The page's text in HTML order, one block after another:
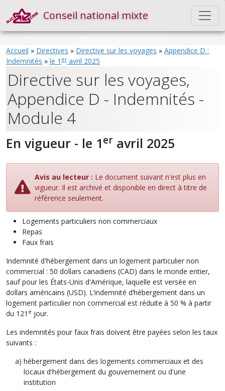
Conseil national mixte
Accueil » Directives » Directive sur les voyages » Appendice D :
Indemnités » le 1 eravril 2025
Directive sur les voyages,
Appendice D - Indemnités -
Module 4
En vigueur - le 1er avril 2025
Avis au lecteur : Le document suivant n'est plus en
vigueur. Il est archivé et disponible en direct à titre de
référence seulement.
Logements particuliers non commerciaux
Repas
Faux frais
Indemnité d'hébergement dans un logement particulier non
commercial : 50 dollars canadiens (CAD) dans le monde entier,
sauf pour les États-Unis d'Amérique, laquelle est versée en
dollars américains (USD). L’indemnité d’hébergement dans un
logement particulier non commercial est réduite à 50 % à partir
du 121 e jour.
Les indemnités pour faux frais doivent être payées selon les taux
suivants :
hébergement dans des logements commerciaux et des
locaux d'hébergement du gouvernement ou d'une
institution